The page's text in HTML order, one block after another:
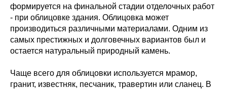
формируется на финальной стадии отделочных работ
- при облицовке здания. Облицовка может
производиться различными материалами. Одним из
самых престижных и долговечных вариантов был и
остается натуральный природный камень.
Чаще всего для облицовки используется мрамор,
гранит, известняк, песчаник, травертин или сланец. В